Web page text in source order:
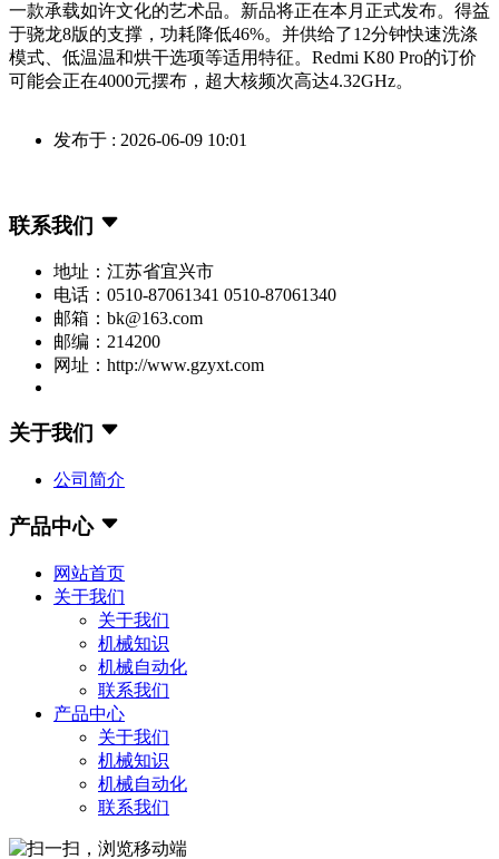
一款承载如许文化的艺术品。新品将正在本月正式发布。得益
于骁龙8版的支撑，功耗降低46%。并供给了12分钟快速洗涤
模式、低温温和烘干选项等适用特征。Redmi K80 Pro的订价
可能会正在4000元摆布，超大核频次高达4.32GHz。
发布于 : 2026-06-09 10:01
联系我们
地址：江苏省宜兴市
电话：0510-87061341 0510-87061340
邮箱：bk@163.com
邮编：214200
网址：http://www.gzyxt.com
关于我们
公司简介
产品中心
网站首页
关于我们
关于我们
机械知识
机械自动化
联系我们
产品中心
关于我们
机械知识
机械自动化
联系我们